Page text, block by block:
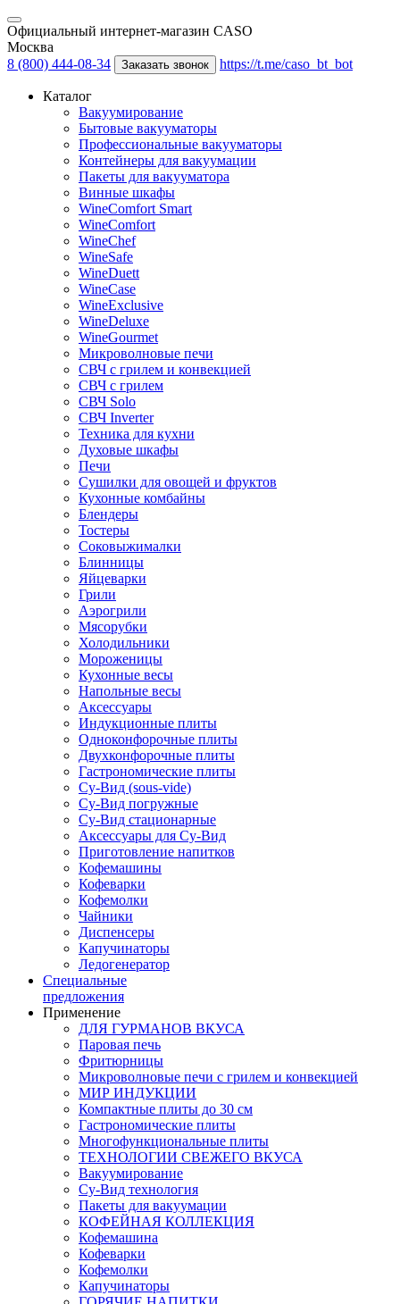
Официальный интернет-магазин CASO
Москва
8 (800) 444-08-34
Заказать звонок https://t.me/caso_bt_bot
Каталог
Вакуумирование
Бытовые вакууматоры
Профессиональные вакууматоры
Контейнеры для вакуумации
Пакеты для вакууматора
Винные шкафы
WineComfort Smart
WineComfort
WineChef
WineSafe
WineDuett
WineCase
WineExclusive
WineDeluxe
WineGourmet
Микроволновые печи
СВЧ с грилем и конвекцией
СВЧ с грилем
СВЧ Solo
СВЧ Inverter
Техника для кухни
Духовые шкафы
Печи
Сушилки для овощей и фруктов
Кухонные комбайны
Блендеры
Тостеры
Соковыжималки
Блинницы
Яйцеварки
Грили
Аэрогрили
Мясорубки
Холодильники
Мороженицы
Кухонные весы
Напольные весы
Аксессуары
Индукционные плиты
Одноконфорочные плиты
Двухконфорочные плиты
Гастрономические плиты
Су-Вид (sous-vide)
Су-Вид погружные
Су-Вид стационарные
Аксессуары для Су-Вид
Приготовление напитков
Кофемашины
Кофеварки
Кофемолки
Чайники
Диспенсеры
Капучинаторы
Ледогенератор
Специальные
предложения
Применение
ДЛЯ ГУРМАНОВ ВКУСА
Паровая печь
Фритюрницы
Микроволновые печи с грилем и конвекцией
МИР ИНДУКЦИИ
Компактные плиты до 30 см
Гастрономические плиты
Многофункциональные плиты
ТЕХНОЛОГИИ СВЕЖЕГО ВКУСА
Вакуумирование
Су-Вид технология
Пакеты для вакуумации
КОФЕЙНАЯ КОЛЛЕКЦИЯ
Кофемашина
Кофеварки
Кофемолки
Капучинаторы